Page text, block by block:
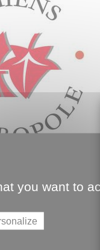
you want to